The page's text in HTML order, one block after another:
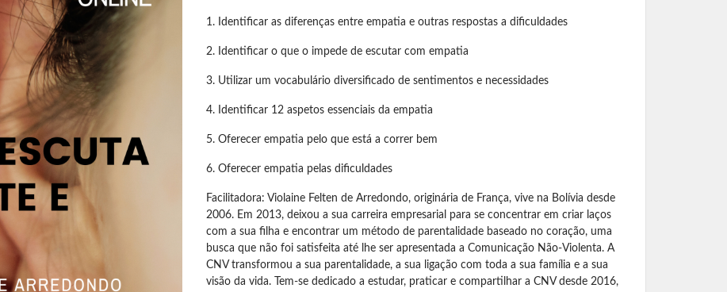
1. Identificar as diferenças entre empatia e outras respostas a dificuldades
2. Identificar o que o impede de escutar com empatia
3. Utilizar um vocabulário diversificado de sentimentos e necessidades
4. Identificar 12 aspetos essenciais da empatia
5. Oferecer empatia pelo que está a correr bem
6. Oferecer empatia pelas dificuldades
Facilitadora: Violaine Felten de Arredondo, originária de França, vive na Bolívia desde
2006. Em 2013, deixou a sua carreira empresarial para se concentrar em criar laços
com a sua filha e encontrar um método de parentalidade baseado no coração, uma
busca que não foi satisfeita até lhe ser apresentada a Comunicação Não-Violenta. A
CNV transformou a sua parentalidade, a sua ligação com toda a sua família e a sua
visão da vida. Tem-se dedicado a estudar, praticar e compartilhar a CNV desde 2016,